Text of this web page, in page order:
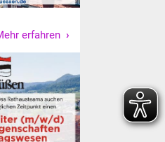
Sommerwochen für
Seniorenwohn- und
Pflegeheim
erfahren